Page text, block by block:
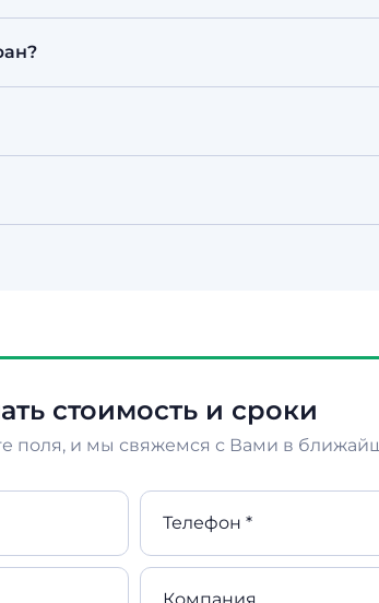
международных брендов. Всё
офис. Но, если вы в Алматы, можем
— с юрлицами, ИП и физлицами.
стоимость и сроки
поля, и мы свяжемся с Вами в
Телефон *